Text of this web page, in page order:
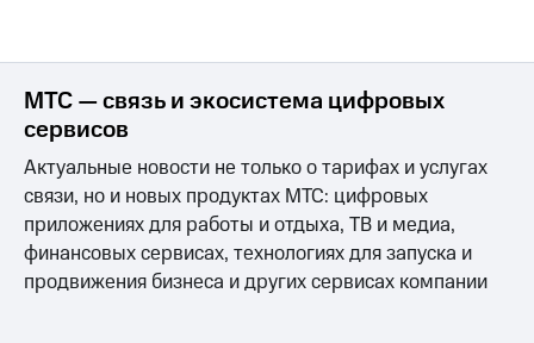
МТС — связь и экосистема цифровых
сервисов
Актуальные новости не только о тарифах и услугах
связи, но и новых продуктах МТС: цифровых
приложениях для работы и отдыха, ТВ и медиа,
финансовых сервисах, технологиях для запуска и
продвижения бизнеса и других сервисах компании